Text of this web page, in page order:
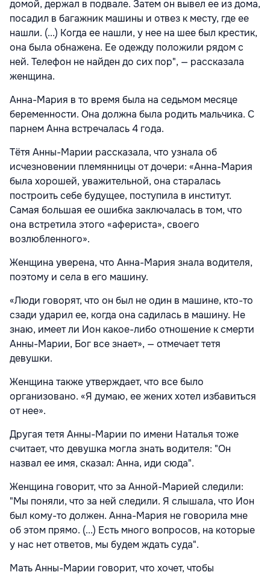
домой, держал в подвале. Затем он вывел ее из дома,
посадил в багажник машины и отвез к месту, где ее
нашли. (...) Когда ее нашли, у нее на шее был крестик,
она была обнажена. Ее одежду положили рядом с
ней. Телефон не найден до сих пор", — рассказала
женщина.
Анна-Мария в то время была на седьмом месяце
беременности. Она должна была родить мальчика. С
парнем Анна встречалась 4 года.
Тётя Анны-Марии рассказала, что узнала об
исчезновении племянницы от дочери: «Анна-Мария
была хорошей, уважительной, она старалась
построить себе будущее, поступила в институт.
Самая большая ее ошибка заключалась в том, что
она встретила этого «афериста», своего
возлюбленного».
Женщина уверена, что Анна-Мария знала водителя,
поэтому и села в его машину.
«Люди говорят, что он был не один в машине, кто-то
сзади ударил ее, когда она садилась в машину. Не
знаю, имеет ли Ион какое-либо отношение к смерти
Анны-Марии, Бог все знает», — отмечает тетя
девушки.
Женщина также утверждает, что все было
организовано. «Я думаю, ее жених хотел избавиться
от нее».
Другая тетя Анны-Марии по имени Наталья тоже
считает, что девушка могла знать водителя: "Он
назвал ее имя, сказал: Анна, иди сюда".
Женщина говорит, что за Анной-Марией следили:
"Мы поняли, что за ней следили. Я слышала, что Ион
был кому-то должен. Анна-Мария не говорила мне
об этом прямо. (...) Есть много вопросов, на которые
у нас нет ответов, мы будем ждать суда".
Мать Анны-Марии говорит, что хочет, чтобы